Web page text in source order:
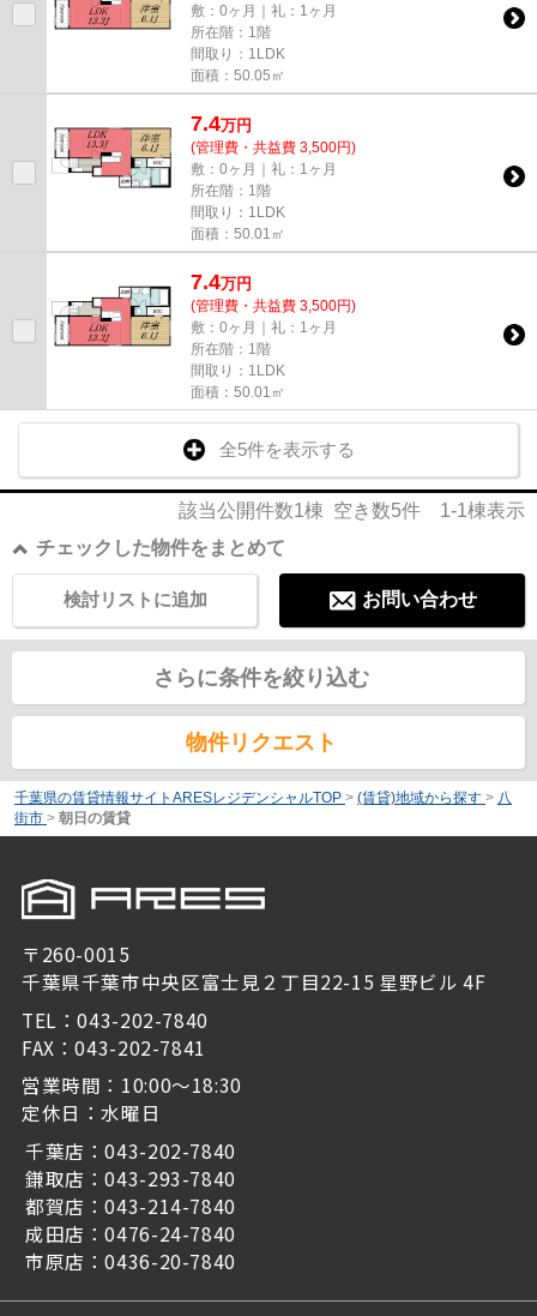
敷：0ヶ月｜礼：1ヶ月
所在階：1階
間取り：1LDK
面積：50.05㎡
7.4万円
(管理費・共益費 3,500円)
敷：0ヶ月｜礼：1ヶ月
所在階：1階
間取り：1LDK
面積：50.01㎡
7.4万円
(管理費・共益費 3,500円)
敷：0ヶ月｜礼：1ヶ月
所在階：1階
間取り：1LDK
面積：50.01㎡
全5件を表示する
該当公開件数1棟 空き数5件 1-1棟表示
チェックした物件をまとめて
お問い合わせ
検討リストに追加
さらに条件を絞り込む
物件リクエスト
千葉県の賃貸情報サイトARESレジデンシャルTOP > (賃貸)地域から探す > 八
街市 > 朝日の賃貸
〒260-0015
千葉県千葉市中央区富士見２丁目22-15 星野ビル 4F
TEL：043-202-7840
FAX：043-202-7841
営業時間：10:00～18:30
定休日：水曜日
千葉店：043-202-7840
鎌取店：043-293-7840
都賀店：043-214-7840
成田店：0476-24-7840
市原店：0436-20-7840